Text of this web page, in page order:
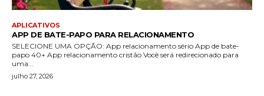
APLICATIVOS
APP DE BATE-PAPO PARA RELACIONAMENTO
SELECIONE UMA OPÇÃO: App relacionamento sério App de bate-
papo 40+ App relacionamento cristão Você será redirecionado para
uma...
julho 27, 2026